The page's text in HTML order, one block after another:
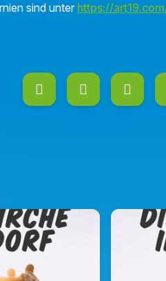
sind unterhttps://